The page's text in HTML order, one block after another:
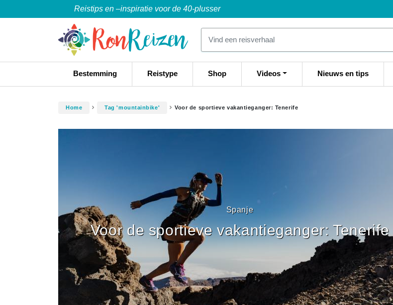
Reistips en –inspiratie voor de 40-plusser
Bestemming Reistype Shop Videos Nieuws en tips
Home Tag 'mountainbike' Voor de sportieve vakantieganger: Tenerife
Spanje
Voor de sportieve vakantieganger: Tenerife